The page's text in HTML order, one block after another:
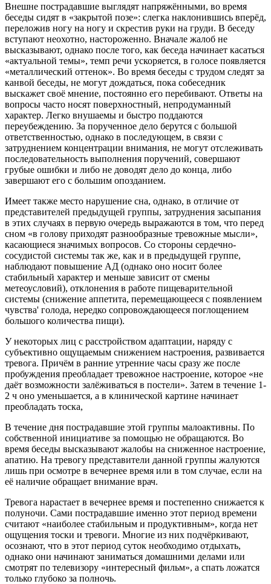
Внешне пострадавшие выглядят напряжёнными, во время
беседы сидят в «закрытой позе»: слегка наклонившись вперёд,
переложив ногу на ногу и скрестив руки на груди. В беседу
вступают неохотно, настороженно. Вначале жалоб не
высказывают, однако после того, как беседа начинает касаться
«актуальной темы», темп речи ускоряется, в голосе появляется
«металлический оттенок». Во время беседы с трудом следят за
канвой беседы, не могут дождаться, пока собеседник
выскажет своё мнение, постоянно его перебивают. Ответы на
вопросы часто носят поверхностный, непродуманный
характер. Легко внушаемы и быстро поддаются
переубеждению. За порученное дело берутся с большой
ответственностью, однако в последующем, в связи с
затруднением концентрации внимания, не могут отслеживать
последовательность выполнения поручений, совершают
грубые ошибки и либо не доводят дело до конца, либо
завершают его с большим опозданием.
Имеет также место нарушение сна, однако, в отличие от
представителей предыдущей группы, затруднения засыпания
в этих случаях в первую очередь выражаются в том, что перед
сном «в голову приходят разнообразные тревожные мысли»,
касающиеся значимых вопросов. Со стороны сердечно-
сосудистой системы так же, как и в предыдущей группе,
наблюдают повышение АД (однако оно носит более
стабильный характер и меньше зависит от смены
метеоусловий), отклонения в работе пищеварительной
системы (снижение аппетита, перемещающееся с появлением
чувства' голода, нередко сопровождающееся поглощением
большого количества пищи).
У некоторых лиц с расстройством адаптации, наряду с
субъективно ощущаемым снижением настроения, развивается
тревога. Причём в ранние утренние часы сразу же после
пробуждения преобладает тревожное настроение, которое «не
даёт возможности залёживаться в постели». Затем в течение 1-
2 ч оно уменьшается, а в клинической картине начинает
преобладать тоска,
В течение дня пострадавшие этой группы малоактивны. По
собственной инициативе за помощью не обращаются. Во
время беседы высказывают жалобы на сниженное настроение,
апатию. На тревогу представители данной группы жалуются
лишь при осмотре в вечернее время или в том случае, если на
её наличие обращает внимание врач.
Тревога нарастает в вечернее время и постепенно снижается к
полуночи. Сами пострадавшие именно этот период времени
считают «наиболее стабильным и продуктивным», когда нет
ощущения тоски и тревоги. Многие из них подчёркивают,
осознают, что в этот период суток необходимо отдыхать,
однако они начинают заниматься домашними делами или
смотрят по телевизору «интересный фильм», а спать ложатся
только глубоко за полночь.